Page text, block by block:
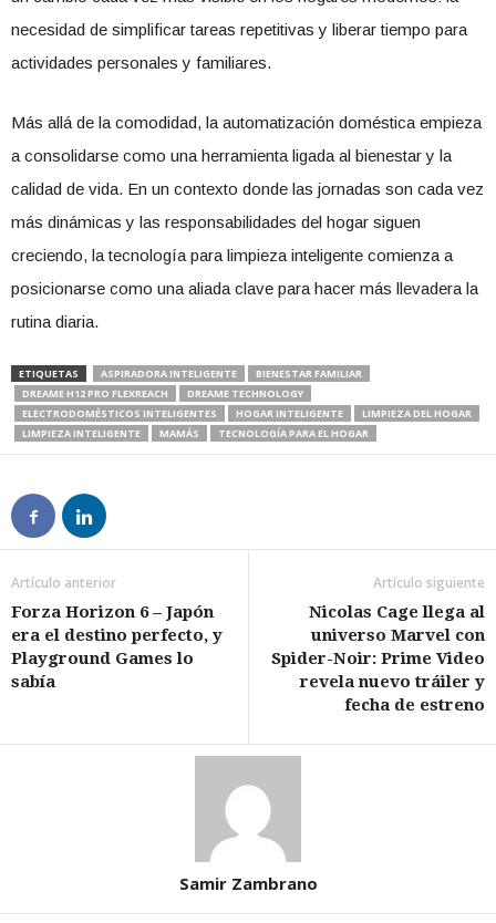
necesidad de simplificar tareas repetitivas y liberar tiempo para
actividades personales y familiares.
Más allá de la comodidad, la automatización doméstica empieza
a consolidarse como una herramienta ligada al bienestar y la
calidad de vida. En un contexto donde las jornadas son cada vez
más dinámicas y las responsabilidades del hogar siguen
creciendo, la tecnología para limpieza inteligente comienza a
posicionarse como una aliada clave para hacer más llevadera la
rutina diaria.
ETIQUETAS ASPIRADORA INTELIGENTE
BIENESTAR FAMILIAR
DREAME H12 PRO FLEXREACH
DREAME TECHNOLOGY
ELECTRODOMÉSTICOS INTELIGENTES
HOGAR INTELIGENTE
LIMPIEZA DEL HOGAR
LIMPIEZA INTELIGENTE
MAMÁS TECNOLOGÍA PARA EL HOGAR
Artículo anterior
Forza Horizon 6 – Japón
era el destino perfecto, y
Playground Games lo
sabía
Artículo siguiente
Nicolas Cage llega al
universo Marvel con
Spider-Noir: Prime Video
revela nuevo tráiler y
fecha de estreno
Samir Zambrano